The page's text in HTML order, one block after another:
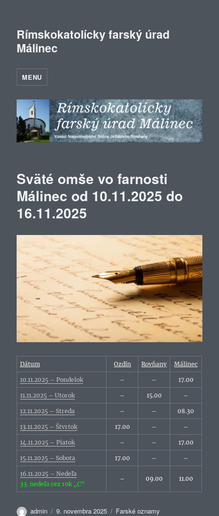
Rímskokatolícky farský úrad
Málinec
MENU
Sväté omše vo farnosti
Málinec od 10.11.2025 do
16.11.2025
Dátum Ozdín Rovňany Málinec
10.11.2025 – Pondelok – – 17.00
11.11.2025 – Utorok – 15.00 –
12.11.2025 – Streda – – 08.30
13.11.2025 – Štvrtok 17.00 – –
14.11.2025 – Piatok – – 17.00
15.11.2025 – Sobota 17.00 – –
16.11.2025 – Nedeľa
33. nedeľa cez rok „C“
– 09.00 11.00
Autor
admin Publikované
9. novembra 2025 Kategórie
Farské oznamy